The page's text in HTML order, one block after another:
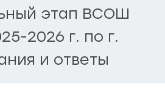
этап ВСОШ
2026 г. по г.
и ответы